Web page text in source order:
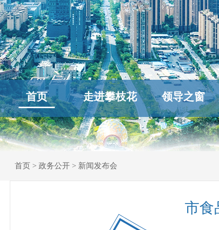
首页 走进攀枝花 领导之窗
首页 > 政务公开 > 新闻发布会
市食